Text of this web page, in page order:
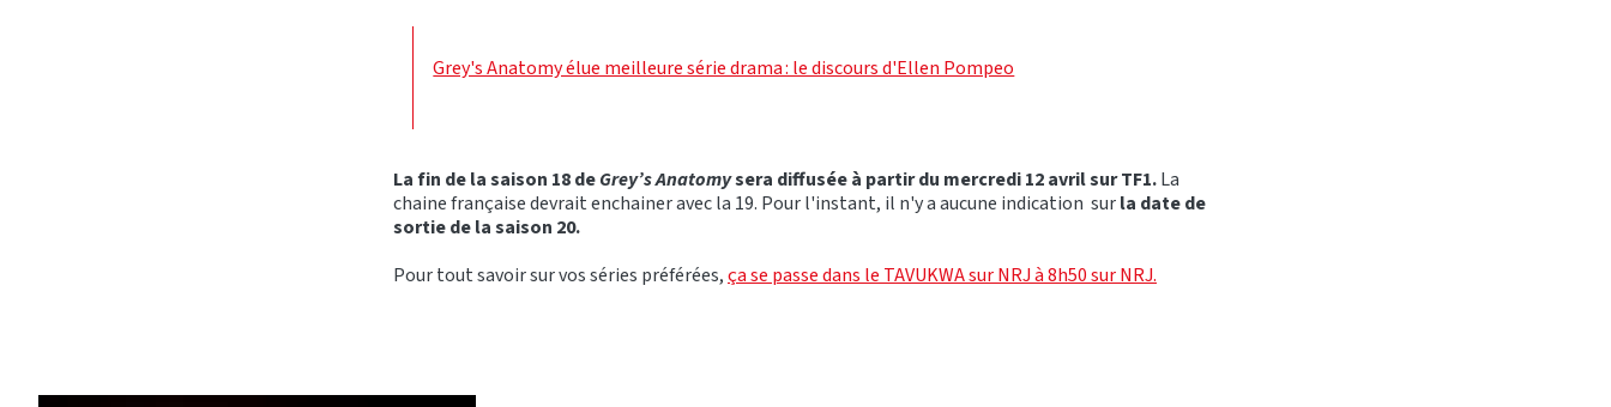
Grey's Anatomy élue meilleure série drama : le discours d'Ellen Pompeo
La fin de la saison 18 deGrey’s Anatomysera diffusée à partir du mercredi 12 avril sur TF1.La
chaine française devrait enchainer avec la 19. Pour l'instant, il n'y a aucune indication surla date de
sortie de la saison 20.
Pour tout savoir sur vos séries préférées,ça se passe dans le TAVUKWA sur NRJ à 8h50 sur NRJ.